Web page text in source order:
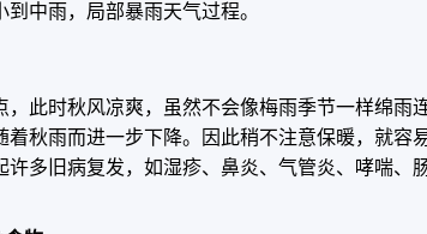
中雨，局部暴雨天气过程。
，此时秋风凉爽，虽然不会像梅雨季节一样绵雨
着秋雨而进一步下降。因此稍不注意保暖，就容
许多旧病复发，如湿疹、鼻炎、气管炎、哮喘、